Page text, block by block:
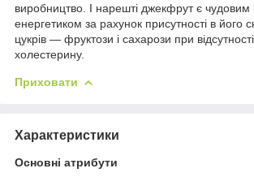
виробництво. І нарешті джекфрут є
енергетиком за рахунок присутності в його
цукрів — фруктози і сахарози при
холестерину.
Приховати
Характеристики
Основні атрибути